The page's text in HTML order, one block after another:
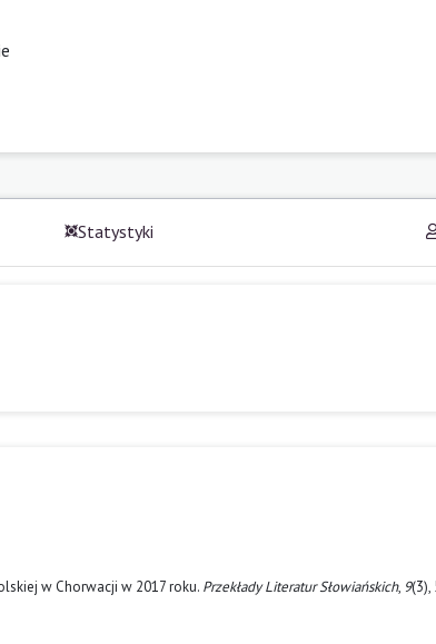
Statystyki
w Chorwacji w 2017 roku. Przekłady Literatur Słowiańskich, 9(3),